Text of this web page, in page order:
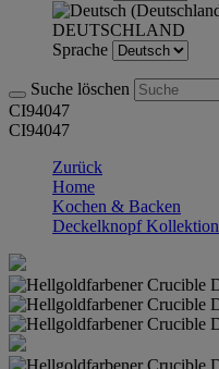
DEUTSCHLAND
Sprache
Suche löschen
CI94047
CI94047
Zurück
Home
Kochen & Backen
Deckelknopf Kollektion